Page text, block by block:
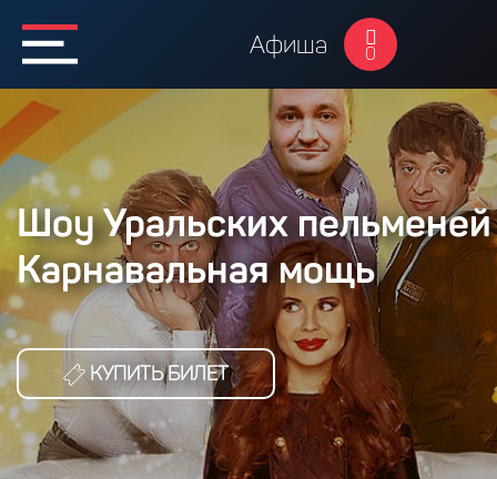
Афиша 0
Шоу Уральских
Карнавальная мощь
КУПИТЬ БИЛЕТ